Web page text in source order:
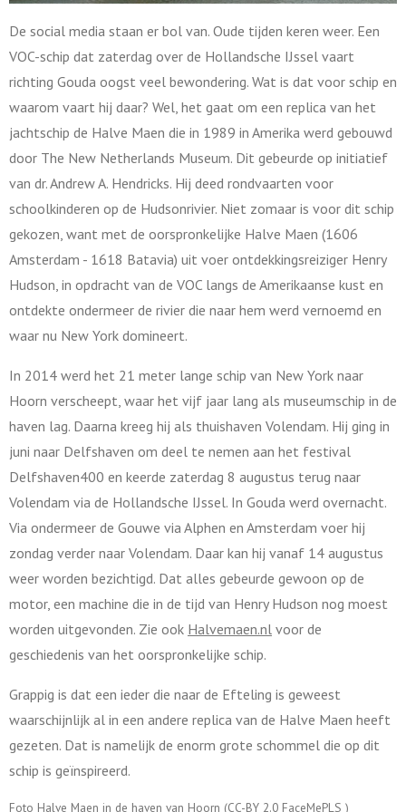
De social media staan er bol van. Oude tijden keren weer. Een
VOC-schip dat zaterdag over de Hollandsche IJssel vaart
richting Gouda oogst veel bewondering. Wat is dat voor schip en
waarom vaart hij daar? Wel, het gaat om een replica van het
jachtschip de Halve Maen die in 1989 in Amerika werd gebouwd
door The New Netherlands Museum. Dit gebeurde op initiatief
van dr. Andrew A. Hendricks. Hij deed rondvaarten voor
schoolkinderen op de Hudsonrivier. Niet zomaar is voor dit schip
gekozen, want met de oorspronkelijke Halve Maen (1606
Amsterdam - 1618 Batavia) uit voer ontdekkingsreiziger Henry
Hudson, in opdracht van de VOC langs de Amerikaanse kust en
ontdekte ondermeer de rivier die naar hem werd vernoemd en
waar nu New York domineert.
In 2014 werd het 21 meter lange schip van New York naar
Hoorn verscheept, waar het vijf jaar lang als museumschip in de
haven lag. Daarna kreeg hij als thuishaven Volendam. Hij ging in
juni naar Delfshaven om deel te nemen aan het festival
Delfshaven400 en keerde zaterdag 8 augustus terug naar
Volendam via de Hollandsche IJssel. In Gouda werd overnacht.
Via ondermeer de Gouwe via Alphen en Amsterdam voer hij
zondag verder naar Volendam. Daar kan hij vanaf 14 augustus
weer worden bezichtigd. Dat alles gebeurde gewoon op de
motor, een machine die in de tijd van Henry Hudson nog moest
worden uitgevonden. Zie ook Halvemaen.nl voor de
geschiedenis van het oorspronkelijke schip.
Grappig is dat een ieder die naar de Efteling is geweest
waarschijnlijk al in een andere replica van de Halve Maen heeft
gezeten. Dat is namelijk de enorm grote schommel die op dit
schip is geïnspireerd.
Foto Halve Maen in de haven van Hoorn (CC-BY 2.0 FaceMePLS )